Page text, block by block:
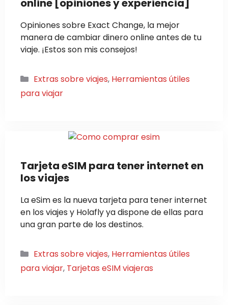
online [opiniones y experiencia]
Opiniones sobre Exact Change, la mejor
manera de cambiar dinero online antes de tu
viaje. ¡Estos son mis consejos!
Categorías
Extras sobre viajes, Herramientas útiles
para viajar
Tarjeta eSIM para tener internet en
los viajes
La eSim es la nueva tarjeta para tener internet
en los viajes y Holafly ya dispone de ellas para
una gran parte de los destinos.
Categorías
Extras sobre viajes, Herramientas útiles
para viajar, Tarjetas eSIM viajeras